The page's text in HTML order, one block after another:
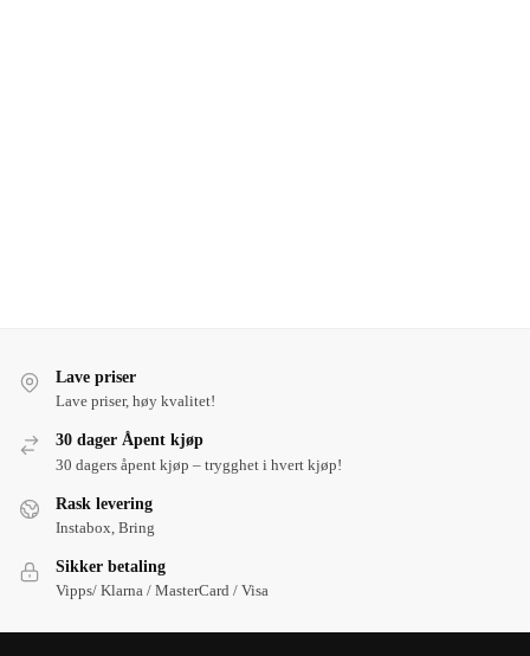
Lave priser
Lave priser, høy kvalitet!
30 dager Åpent kjøp
30 dagers åpent kjøp – trygghet i hvert kjøp!
Rask levering
Instabox, Bring
Sikker betaling
Vipps/ Klarna / MasterCard / Visa